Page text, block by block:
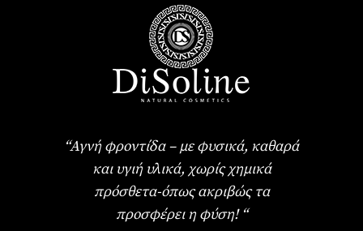
“Αγνή φροντίδα – με φυσικά, καθαρά
και υγιή υλικά, χωρίς χημικά
πρόσθετα-όπως ακριβώς τα
προσφέρει η φύση! “